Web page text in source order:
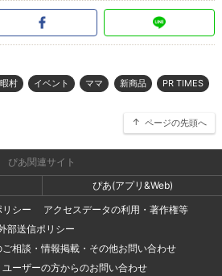
村 イベント ママ 新商品 PR TIMES
ページの先頭へ
ぴあ関連サイト
ぴあ(アプリ&Web)
シー
アクセスデータの利用・著作権等
部送信ポリシー
相談・情報掲載・その他お問い合わせ
ーザーの方からのお問い合わせ